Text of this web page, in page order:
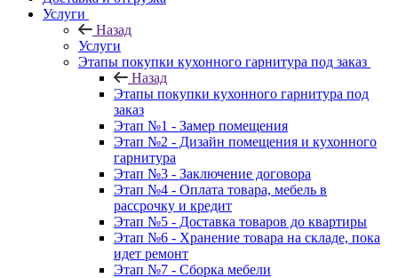
Услуги
Назад
Услуги
Этапы покупки кухонного гарнитура под заказ
Назад
Этапы покупки кухонного гарнитура под
заказ
Этап №1 - Замер помещения
Этап №2 - Дизайн помещения и кухонного
гарнитура
Этап №3 - Заключение договора
Этап №4 - Оплата товара, мебель в
рассрочку и кредит
Этап №5 - Доставка товаров до квартиры
Этап №6 - Хранение товара на складе, пока
идет ремонт
Этап №7 - Сборка мебели